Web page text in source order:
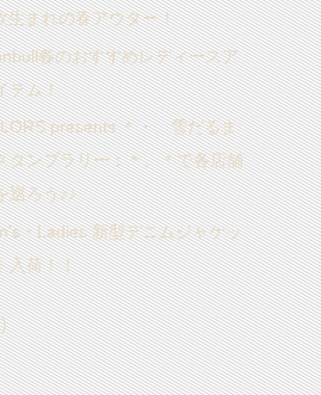
生まれの春アウター！
春のおすすめレディースア
テム！
presents ＊・。雪だるま
タンプラリー：＊。＊で各店舗
巡ろう♪♪
・Ladies 新型デニムジャケッ
入荷！！